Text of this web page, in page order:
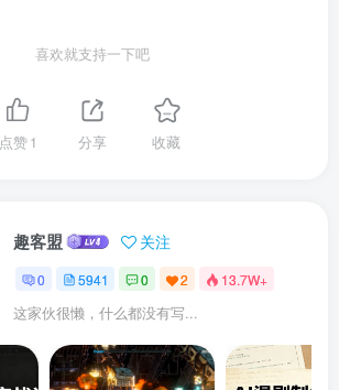
喜欢就支持一下吧
点赞1 分享 收藏
趣客盟 关注
0 5941 0 2 13.7W+
这家伙很懒，什么都没有写...